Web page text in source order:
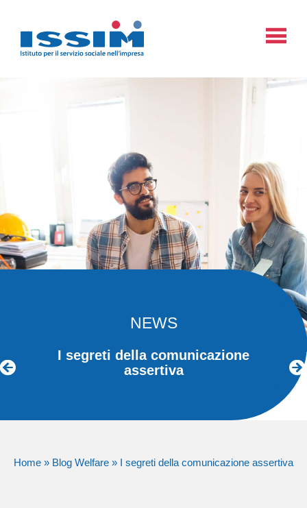
NEWS
I segreti della comunicazione
assertiva
Home » Blog Welfare » I segreti della comunicazione assertiva